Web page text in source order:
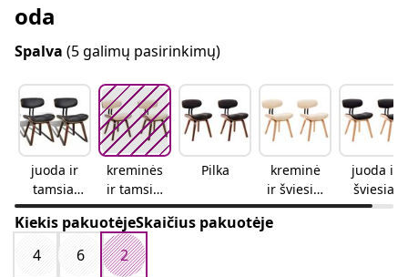
oda
Spalva (5 galimų pasirinkimų)
juoda ir
tamsiai
ruda
kreminės
ir tamsiai
rudos
Pilka
kreminė
ir šviesiai
ruda
juoda ir
šviesiai
ruda
Kiekis pakuotėjeSkaičius pakuotėje
4
6 2